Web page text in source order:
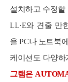
설치하고 수정할
LL·E와 견줄 만
을 PC나 노트북
케이션도 다양하
그램은